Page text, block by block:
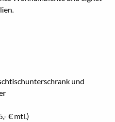
und
€ mtl.)